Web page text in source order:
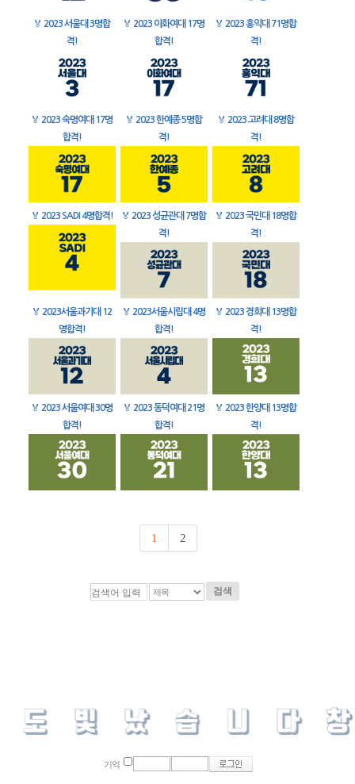
🏅 2023 서울대 3명합
격!
🏅 2023 이화여대 17명
합격!
🏅 2023 홍익대 71명합
격!
🏅 2023 숙명여대 17명
합격!
🏅 2023 한예종 5명합
격!
🏅 2023 고려대 8명합
격!
🏅 2023 SADI 4명합격! 🏅 2023 성균관대 7명합
격!
🏅 2023 국민대 18명합
격!
🏅 2023서울과기대 12
명합격!
🏅 2023서울시립대 4명
합격!
🏅 2023 경희대 13명합
격!
🏅 2023 서울여대 30명
합격!
🏅 2023 동덕여대 21명
합격!
🏅 2023 한양대 13명합
격!
1 2
검색
기억